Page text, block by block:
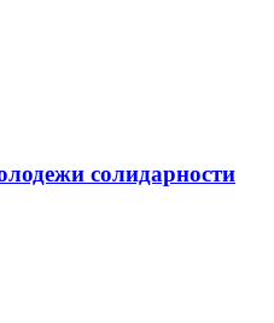
солидарности